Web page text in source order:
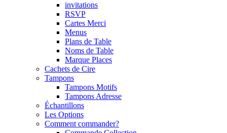
invitations
RSVP
Cartes Merci
Menus
Plans de Table
Noms de Table
Marque Places
Cachets de Cire
Tampons
Tampons Motifs
Tampons Adresse
Échantillons
Les Options
Comment commander?